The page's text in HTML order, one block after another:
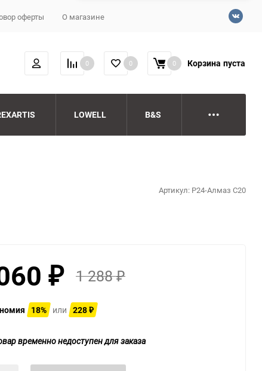
оферты О магазине
0 0 0 Корзина пуста
LOWELL B&S
Артикул: P24-Алмаз С20
₽ 1 288₽
18% или 228 ₽
временно недоступен для заказа